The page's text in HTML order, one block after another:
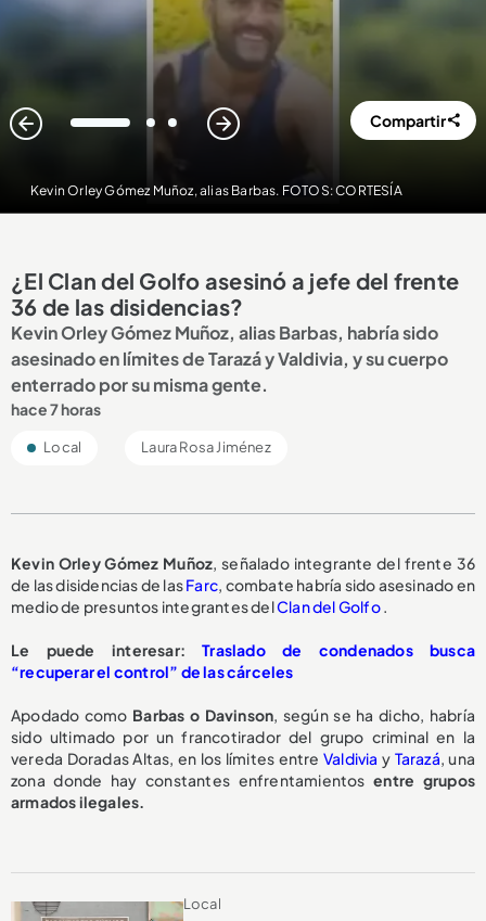
Kevin Orley Gómez Muñoz, alias Barbas. FOTOS: CORTESÍA
1 2 3 Compartir
¿El Clan del Golfo asesinó a jefe del frente
36 de las disidencias?
Kevin Orley Gómez Muñoz, alias Barbas, habría sido
asesinado en límites de Tarazá y Valdivia, y su cuerpo
enterrado por su misma gente.
hace 7 horas
Local Laura Rosa Jiménez
Kevin Orley Gómez Muñoz , señalado integrante del frente 36
de las disidencias de lasFarc , combate habría sido asesinado en
medio de presuntos integrantes delClan del Golfo.
Le puede interesar:Traslado de condenados busca
“recuperar el control” de las cárceles
Apodado como Barbas o Davinson , según se ha dicho, habría
sido ultimado por un francotirador del grupo criminal en la
vereda Doradas Altas, en los límites entre Valdivia y Tarazá , una
zona donde hay constantes enfrentamientosentre grupos
armados ilegales.
Local